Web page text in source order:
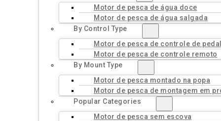
Motor de pesca de água doce
Motor de pesca de água salgada
By Control Type
Motor de pesca de controle de
Motor de pesca de controle remoto
By Mount Type
Motor de pesca montado na popa
Motor de pesca de montagem em
Popular Categories
Motor de pesca sem escova